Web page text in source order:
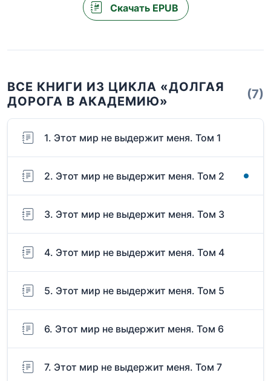
Скачать EPUB
ВСЕ КНИГИ ИЗ ЦИКЛА «ДОЛГАЯ
ДОРОГА В АКАДЕМИЮ»
(7)
1. Этот мир не выдержит меня. Том 1
2. Этот мир не выдержит меня. Том 2
3. Этот мир не выдержит меня. Том 3
4. Этот мир не выдержит меня. Том 4
5. Этот мир не выдержит меня. Том 5
6. Этот мир не выдержит меня. Том 6
7. Этот мир не выдержит меня. Том 7